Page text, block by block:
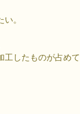
。
工したものが占めて